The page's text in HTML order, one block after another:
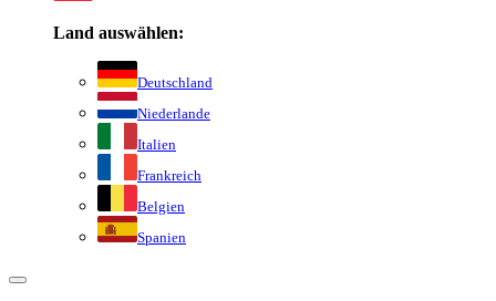
Land auswählen:
Deutschland
Niederlande
Italien
Frankreich
Belgien
Spanien